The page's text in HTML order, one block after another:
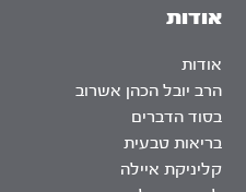
אודות
אודות
הרב יובל הכהן אשרוב
בסוד הדברים
בריאות טבעית
קליניקת איילה